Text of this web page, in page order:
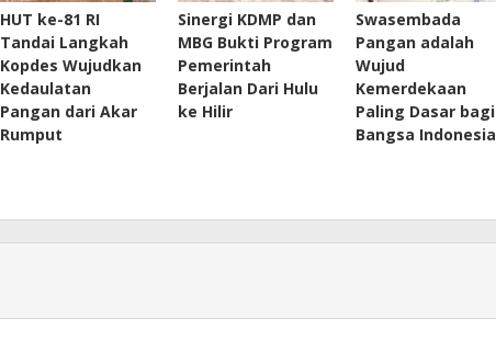
HUT ke-81 RI
Tandai Langkah
Kopdes Wujudkan
Kedaulatan
Pangan dari Akar
Rumput
Sinergi KDMP dan
MBG Bukti Program
Pemerintah
Berjalan Dari Hulu
ke Hilir
Swasembada
Pangan adalah
Wujud
Kemerdekaan
Paling Dasar bagi
Bangsa Indonesia